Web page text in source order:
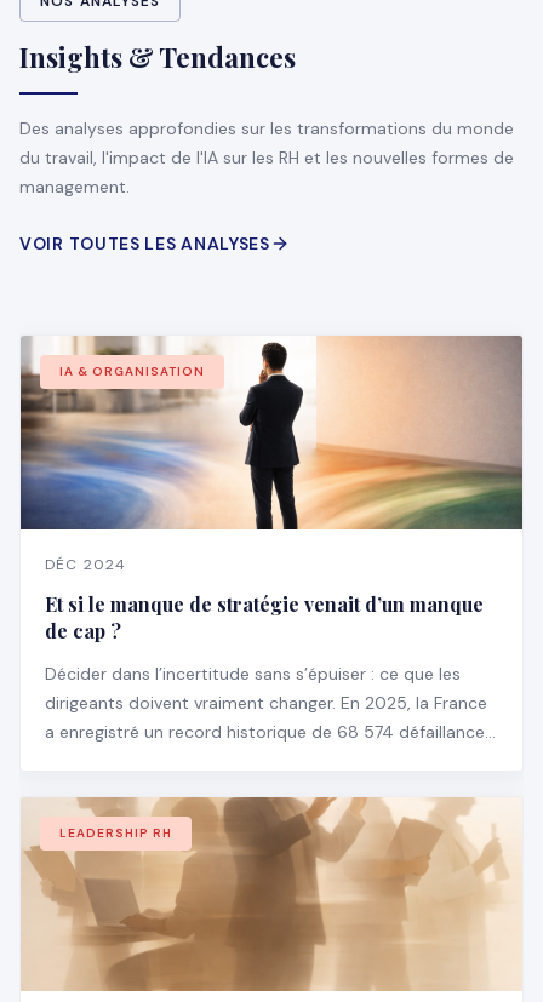
Insights & Tendances
Des analyses approfondies sur les transformations du monde
du travail, l'impact de l'IA sur les RH et les nouvelles formes de
management.
VOIR TOUTES LES ANALYSES
IA & ORGANISATION
DÉC 2024
Et si le manque de stratégie venait d’un manque
de cap ?
Décider dans l’incertitude sans s’épuiser : ce que les
dirigeants doivent vraiment changer. En 2025, la France
a enregistré un record historique de 68 574 défaillances
salariés (+18,6 %).
LEADERSHIP RH